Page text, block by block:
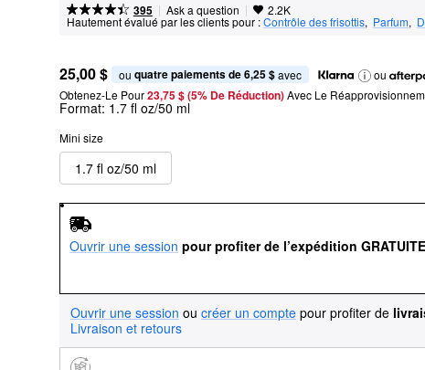
395 | Ask a question | 2.2K
Hautement évalué par les clients pour :Contrôle des frisottis, Parfum,
25,00 $ ou quatre paiements de 6,25 $ avec
ou
Obtenez-Le Pour23,75 $ (5% De Réduction) Avec Le
Format: 1.7 fl oz/50 ml
Mini size
1.7 fl oz/50 ml
Ouvrir une session pour profiter de l’expédition GRATUITE
Ouvrir une session ou créer un compte pour profiter de
Livraison et retours